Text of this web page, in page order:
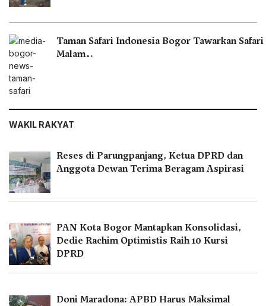
Taman Safari Indonesia Bogor Tawarkan Safari
Malam…
WAKIL RAKYAT
Reses di Parungpanjang, Ketua DPRD dan
Anggota Dewan Terima Beragam Aspirasi
PAN Kota Bogor Mantapkan Konsolidasi,
Dedie Rachim Optimistis Raih 10 Kursi
DPRD
Doni Maradona: APBD Harus Maksimal